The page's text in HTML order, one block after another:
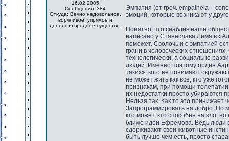
16.02.2005
Сообщения: 384
Откуда: Вечно недовольное,
ворчливое, упрямое и
донельзя вредное существо.
Эмпатия (от греч. empatheia –
эмоций, которые возникают у
Понятно, что снабдив наше
написано у Станислава Лема в
поможет. Сволочь и с эмпатией
грани в человеческих
технологически, а социально
людей. Именно поэтому орден
таких», кого не понимают
не может жить как все, кто уже
признакам, при помощи
их недостатки просто убираются
Нельзя так. Как то это
Запрограммировать на добро. Но
кто может, кто способен на зло,
ближе идеи Ефремова. Ведь люди
сдерживают свои животные
быть лучше чем есть, просто